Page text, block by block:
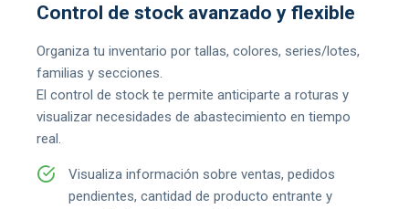
Control de stock avanzado y flexible
Organiza tu inventario por tallas, colores, series/lotes,
familias y secciones.
El control de stock te permite anticiparte a roturas y
visualizar necesidades de abastecimiento en tiempo
real.
Visualiza información sobre ventas, pedidos
pendientes, cantidad de producto entrante y